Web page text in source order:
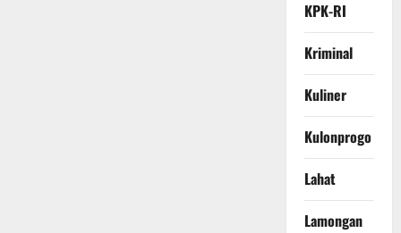
KPK-RI
Kriminal
Kuliner
Kulonprogo
Lahat
Lamongan